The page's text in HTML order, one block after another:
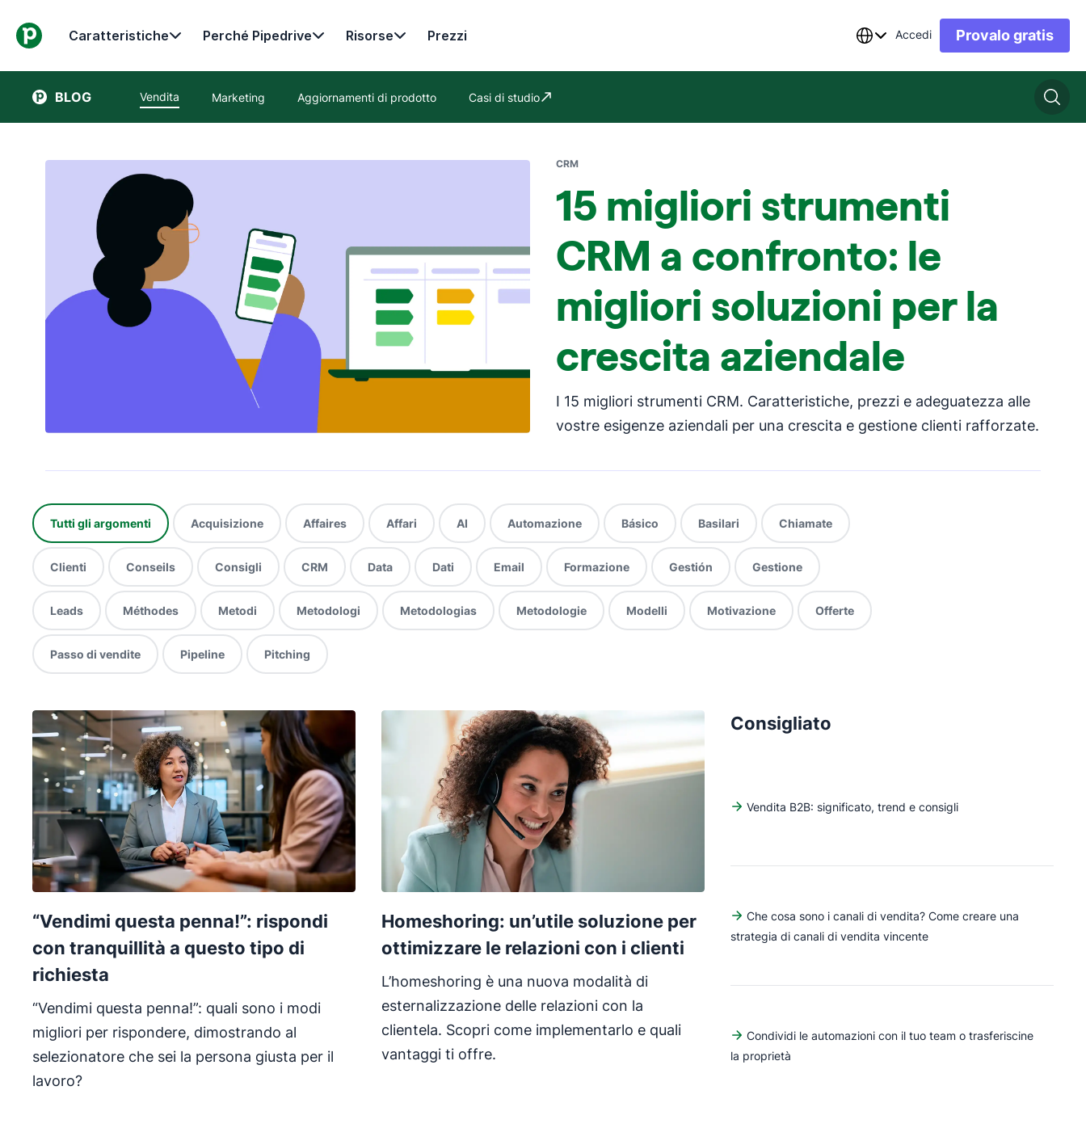
Caratteristiche Perché Pipedrive Risorse Prezzi Accedi Provalo gratis
BLOG Vendita Marketing Aggiornamenti di prodotto Casi di studio
Si apre in una nuova finestra
CRM
15 migliori strumenti
CRM a confronto: le
migliori soluzioni per la
crescita aziendale
I 15 migliori strumenti CRM. Caratteristiche, prezzi e adeguatezza alle
vostre esigenze aziendali per una crescita e gestione clienti rafforzate.
Tutti gli argomenti Acquisizione Affaires Affari AI Automazione Básico Basilari Chiamate
Clienti Conseils Consigli CRM Data Dati Email Formazione Gestión Gestione
Leads Méthodes Metodi Metodologi Metodologias Metodologie Modelli Motivazione Offerte
Passo di vendite Pipeline Pitching
“Vendimi questa penna!”: rispondi
con tranquillità a questo tipo di
richiesta
“Vendimi questa penna!”: quali sono i modi
migliori per rispondere, dimostrando al
selezionatore che sei la persona giusta per il
lavoro?
Homeshoring: un’utile soluzione per
ottimizzare le relazioni con i clienti
L’homeshoring è una nuova modalità di
esternalizzazione delle relazioni con la
clientela. Scopri come implementarlo e quali
vantaggi ti offre.
Consigliato
Vendita B2B: significato, trend e consigli
Che cosa sono i canali di vendita? Come creare una
strategia di canali di vendita vincente
Condividi le automazioni con il tuo team o trasferiscine
la proprietà